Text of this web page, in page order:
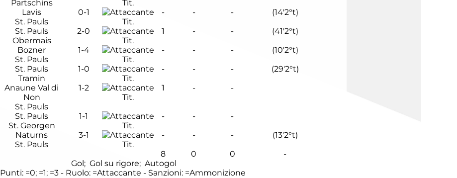
Partschins
Tit.
Lavis
St. Pauls
0-1
Tit.
- - - (14'2°t)
St. Pauls
Obermais
2-0
Tit.
1 - - (41'2°t)
Bozner
St. Pauls
1-4
Tit.
- - - (10'2°t)
St. Pauls
Tramin
1-0
Tit.
- - - (29'2°t)
Anaune Val di
Non
St. Pauls
1-2
Tit.
1 - -
St. Pauls
St. Georgen
1-1
Tit.
- -
-
Naturns
St. Pauls
3-1
Tit.
- - - (13'2°t)
8
0 0
-
Gol; Gol su rigore; Autogol
Punti: =0; =1; =3 - Ruolo: =Attaccante - Sanzioni: =Ammonizione